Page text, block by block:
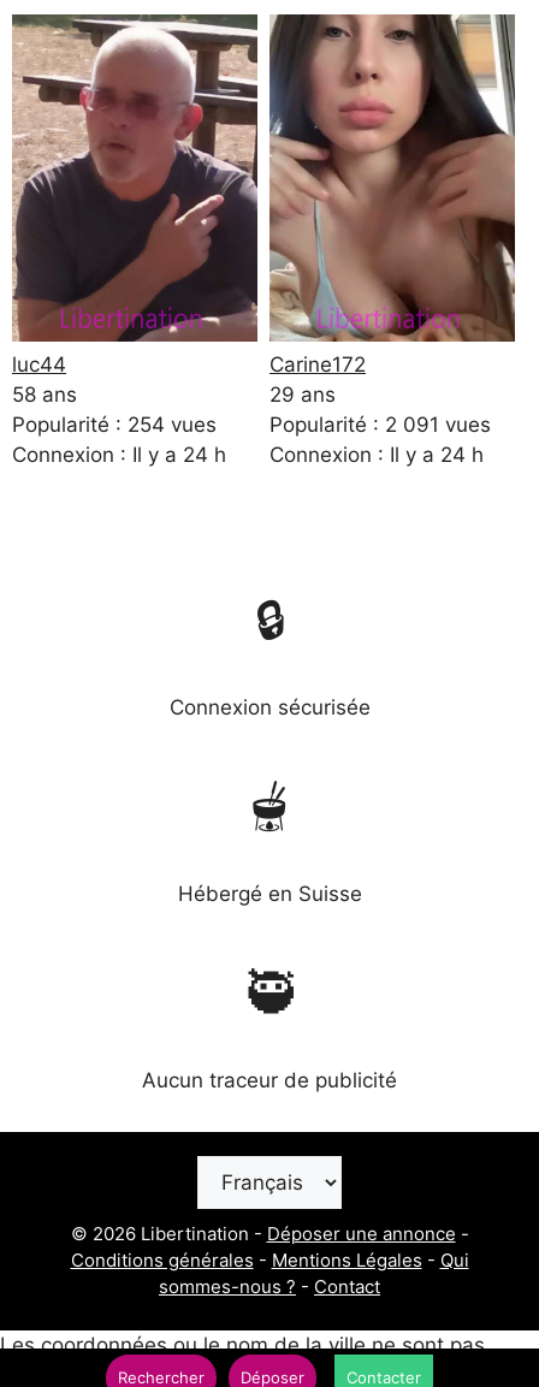
luc44
58 ans
Popularité : 254 vues
Connexion : Il y a 24 h
Carine172
29 ans
Popularité : 2 091 vues
Connexion : Il y a 24 h
Rechercher Déposer Contacter
🔒
Connexion sécurisée
🫕
Hébergé en Suisse
🥷
Aucun traceur de publicité
une
© 2026 Libertination - Déposer une annonce -
Conditions générales - Mentions Légales - Qui
sommes-nous ? - Contact
Les coordonnées ou le nom de la ville ne sont pas
disponibles pour ce post.